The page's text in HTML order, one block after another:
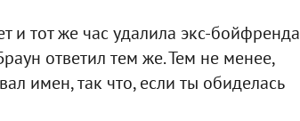
и тот же час удалила экс-бойфренда
ответил тем же. Тем не менее,
имен, так что, если ты обиделась